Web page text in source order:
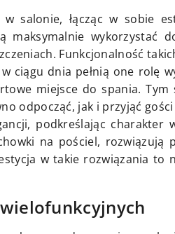
salonie, łącząc w sobie
maksymalnie wykorzystać
Funkcjonalność
ciągu dnia pełnią one rolę
miejsce do spania. Tym
odpocząć, jak i przyjąć
podkreślając charakter
na pościel, rozwiązują
w takie rozwiązania to